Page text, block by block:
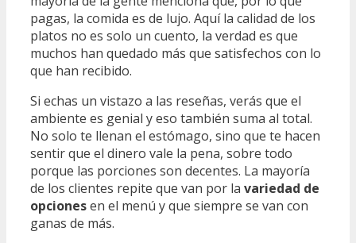
pagas, la comida es de lujo. Aquí la calidad de los
platos no es solo un cuento, la verdad es que
muchos han quedado más que satisfechos con lo
que han recibido.
Si echas un vistazo a las reseñas, verás que el
ambiente es genial y eso también suma al total.
No solo te llenan el estómago, sino que te hacen
sentir que el dinero vale la pena, sobre todo
porque las porciones son decentes. La mayoría
de los clientes repite que van por la variedad de
opcionesen el menú y que siempre se van con
ganas de más.